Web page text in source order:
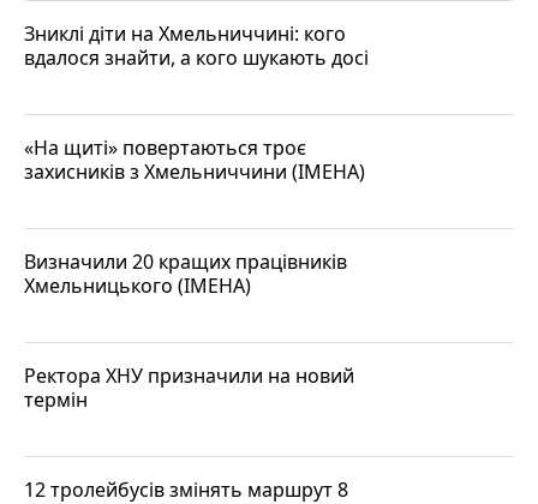
Зниклі діти на Хмельниччині: кого
вдалося знайти, а кого шукають досі
«На щиті» повертаються троє
захисників з Хмельниччини (ІМЕНА)
Визначили 20 кращих працівників
Хмельницького (ІМЕНА)
Ректора ХНУ призначили на новий
термін
12 тролейбусів змінять маршрут 8